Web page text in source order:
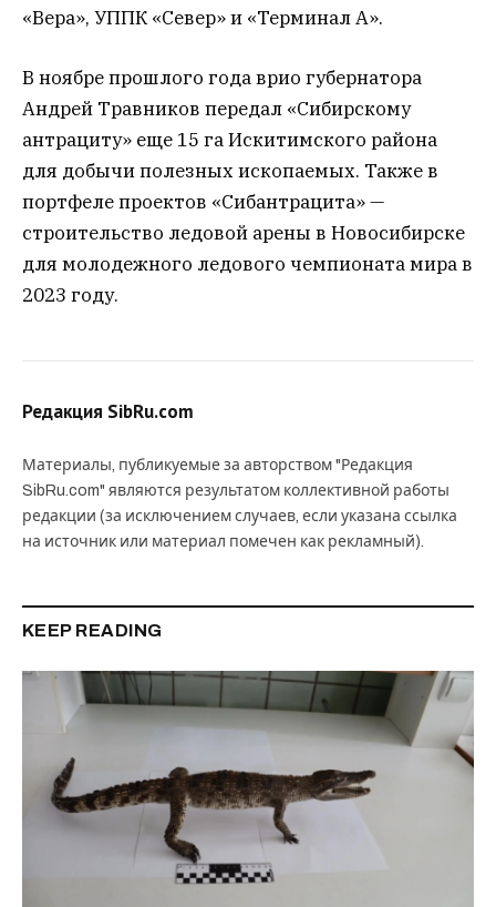
«Вера», УППК «Север» и «Терминал А».
В ноябре прошлого года врио губернатора
Андрей Травников передал «Сибирскому
антрациту» еще 15 га Искитимского района
для добычи полезных ископаемых. Также в
портфеле проектов «Сибантрацита» —
строительство ледовой арены в Новосибирске
для молодежного ледового чемпионата мира в
2023 году.
Редакция SibRu.com
Материалы, публикуемые за авторством "Редакция
SibRu.com" являются результатом коллективной работы
редакции (за исключением случаев, если указана ссылка
на источник или материал помечен как рекламный).
KEEP READING